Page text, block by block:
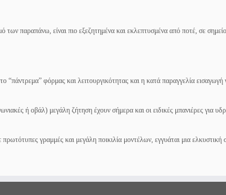
παραπάνω, είναι πιο εξεζητημένα και εκλεπτυσμένα από ποτέ, σε
φόρμας και λειτουργικότητας και η κατά παραγγελία εισαγωγή
ή οβάλ) μεγάλη ζήτηση έχουν σήμερα και οι ειδικές μπανιέρες για
γραμμές και μεγάλη ποικιλία μοντέλων, εγγυάται μια ελκυστική